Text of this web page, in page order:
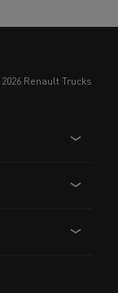
2026 Renault Trucks